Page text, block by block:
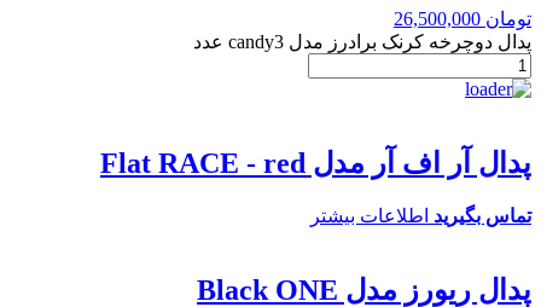
تومان
پدال دوچرخه کرنک برادرز مدل candy3 عدد
پدال آر اف آر مدل Flat RACE - red
تماس بگیرید اطلاعات بیشتر
پدال ریورز مدل Black ONE